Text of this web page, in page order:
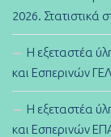
2026. Στατιστικά
Η εξεταστέα
και Εσπερινών
Η εξεταστέα
και Εσπερινών